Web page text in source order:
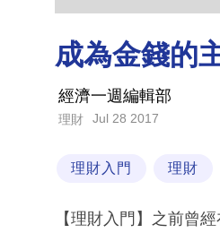
成為金錢的
經濟一週編輯部
理財 Jul 28 2017
理財入門 理財
【理財入門】之前曾